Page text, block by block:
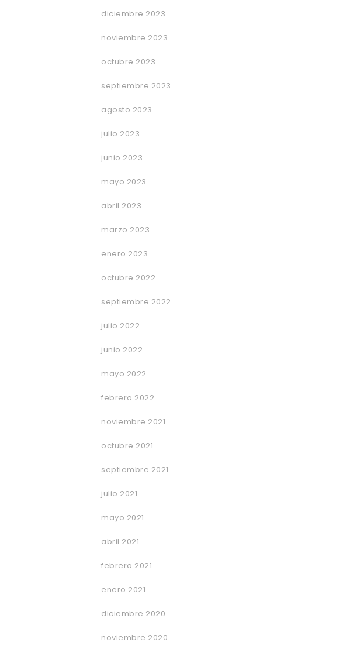
diciembre 2023
noviembre 2023
octubre 2023
septiembre 2023
agosto 2023
julio 2023
junio 2023
mayo 2023
abril 2023
marzo 2023
enero 2023
octubre 2022
septiembre 2022
julio 2022
junio 2022
mayo 2022
febrero 2022
noviembre 2021
octubre 2021
septiembre 2021
julio 2021
mayo 2021
abril 2021
febrero 2021
enero 2021
diciembre 2020
noviembre 2020